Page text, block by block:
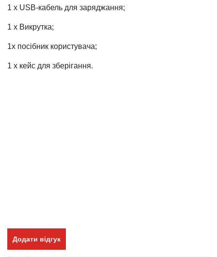
1 x USB-кабель для заряджання;
1 x Викрутка;
1х посібник користувача;
1 х кейс для зберігання.
Додати відгук